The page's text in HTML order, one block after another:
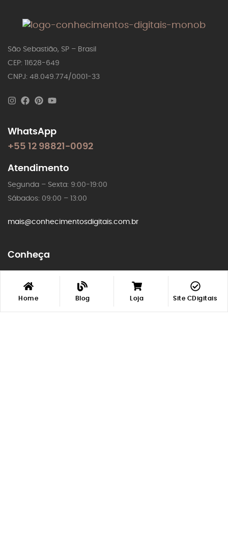
Loja
Minha
Conta
LIsta Desejos
Loja
Minha
Conta
LIsta Desejos
Home Blog Loja Site CDigitais
São Sebastião, SP – Brasil
CEP: 11628-649
CNPJ: 48.049.774/0001-33
WhatsApp
+55 12 98821-0092
Atendimento
Segunda – Sexta: 9:00-19:00
Sábados: 09:00 – 13:00
mais@conhecimentosdigitais.com.br
Conheça